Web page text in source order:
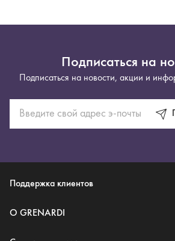
Подписаться на
Подписаться на новости, акции и
Поддержка клиентов
O GRENARDI